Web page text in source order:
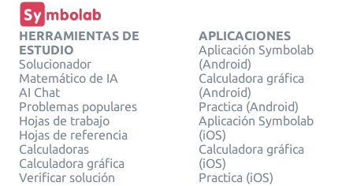
HERRAMIENTAS DE
ESTUDIO
Solucionador
Matemático de IA
AI Chat
Problemas populares
Hojas de trabajo
Hojas de referencia
Calculadoras
Calculadora gráfica
Verificar solución
APLICACIONES
Aplicación Symbolab
(Android)
Calculadora gráfica
(Android)
Practica (Android)
Aplicación Symbolab
(iOS)
Calculadora gráfica
(iOS)
Practica (iOS)